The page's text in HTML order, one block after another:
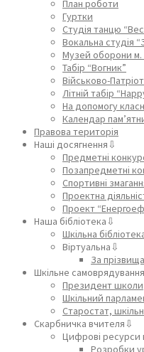
План роботи
Гуртки
Студія танцю
Вокальна студія
Музей оборони м.
Табір “Вогник”
Військово-
Літній табір
На допомогу
Календар
Правова територія
Наші досягнення⇩
Предметні
Позапредметні
Спортивні
Проектна
Проект
Наша бібліотека⇩
Шкільна
Віртуальна⇩
За
Шкільне
Президент школи
Шкільний
Старостат,
Скарбничка вчителя⇩
Цифрові ресурси
Розробки